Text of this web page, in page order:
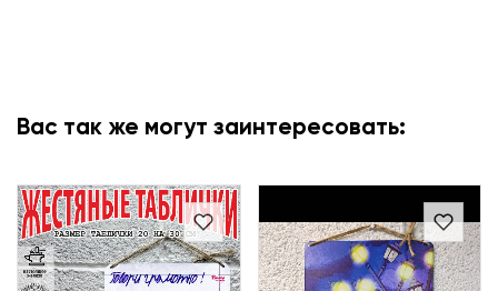
Вас так же могут заинтересовать: